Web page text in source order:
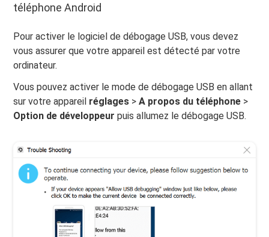
téléphone Android
Pour activer le logiciel de débogage USB, vous devez
vous assurer que votre appareil est détecté par votre
ordinateur.
Vous pouvez activer le mode de débogage USB en allant
sur votre appareil réglages >A propos du téléphone >
Option de développeur puis allumez le débogage USB.